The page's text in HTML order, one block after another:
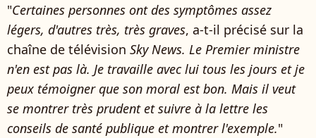
"Certaines personnes ont des symptômes assez
légers, d'autres très, très graves, a-t-il précisé sur la
chaîne de télévision Sky News. Le Premier ministre
n'en est pas là. Je travaille avec lui tous les jours et je
peux témoigner que son moral est bon. Mais il veut
se montrer très prudent et suivre à la lettre les
conseils de santé publique et montrer l'exemple."